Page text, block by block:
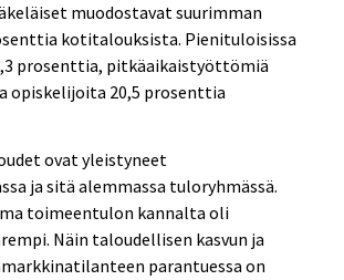
muodostavat suurimman
kotitalouksista. Pienituloisissa
prosenttia, pitkäaikaistyöttömiä
opiskelijoita 20,5 prosenttia
ovat yleistyneet
ja sitä alemmassa tuloryhmässä.
toimeentulon kannalta oli
Näin taloudellisen kasvun ja
parantuessa on